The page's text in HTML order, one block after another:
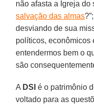
não afasta a Igreja
salvação das almas
desviando de sua
políticos, econômicos
entendermos bem o
são
A DSI é o patrimônio
voltado para as